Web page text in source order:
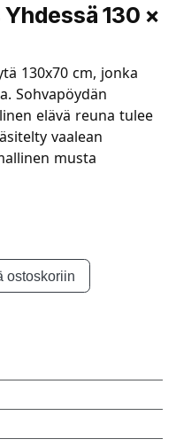
130 x
130x70 cm, jonka
Sohvapöydän
elävä reuna tulee
vaalean
musta
ostoskoriin